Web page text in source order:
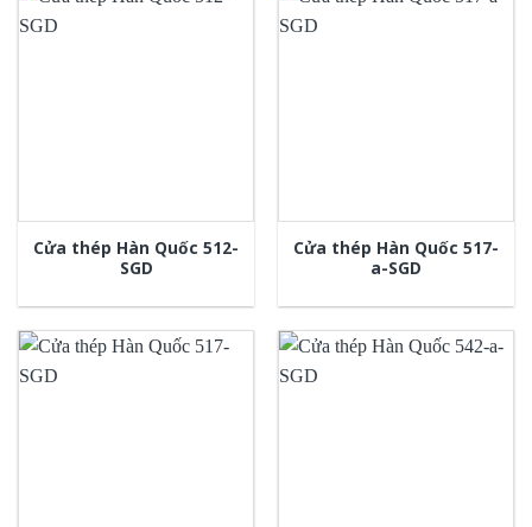
Cửa thép Hàn Quốc 512-
SGD
Cửa thép Hàn Quốc 517-
a-SGD